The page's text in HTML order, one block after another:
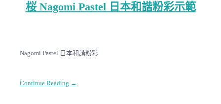
桜 Nagomi Pastel 日本和諧粉彩示範
Nagomi Pastel 日本和諧粉彩
Continue Reading →